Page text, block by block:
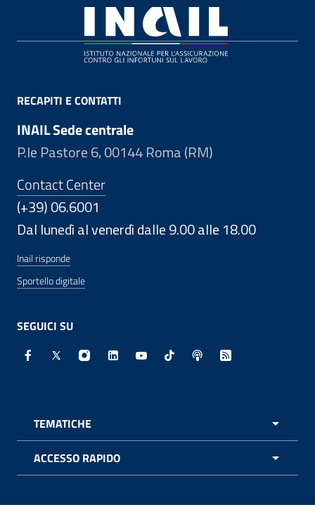
RECAPITI E CONTATTI
INAIL Sede centrale
P.le Pastore 6, 00144 Roma (RM)
Contact Center
(+39) 06.6001
Dal lunedì al venerdì dalle 9.00 alle 18.00
Inail risponde
Sportello digitale
SEGUICI SU
Facebook - Sito esterno - Apertura in nuova finestra
X - Sito esterno - Apertura in nuova finestra
Instagram - Sito esterno - Apertura in
Linkedin - Sito esterno - Apertura in
Youtube - Sito esterno -
TikTok - Sito esterno -
Spreaker - Sito
Feed RSS -
TEMATICHE
ACCESSO RAPIDO